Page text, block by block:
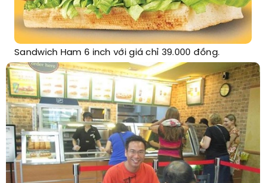
Sandwich Ham 6 inch với giá chỉ 39.000 đồng.